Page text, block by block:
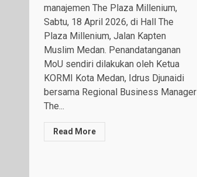
manajemen The Plaza Millenium,
Sabtu, 18 April 2026, di Hall The
Plaza Millenium, Jalan Kapten
Muslim Medan. Penandatanganan
MoU sendiri dilakukan oleh Ketua
KORMI Kota Medan, Idrus Djunaidi
bersama Regional Business Manager
The...
Read More